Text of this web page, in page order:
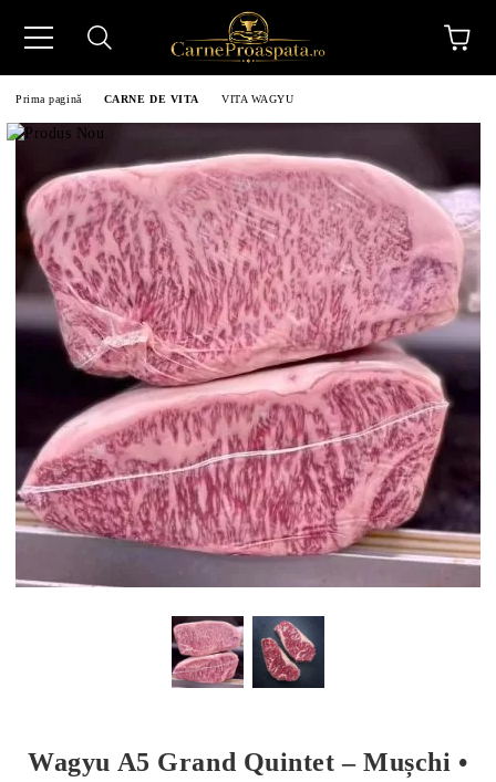
Prima pagină CARNE DE VITA VITA WAGYU
Wagyu A5 Grand Quintet – Mușchi •